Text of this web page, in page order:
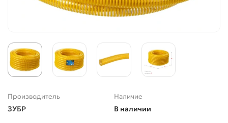
Производитель
ЗУБР
Наличие
В наличии